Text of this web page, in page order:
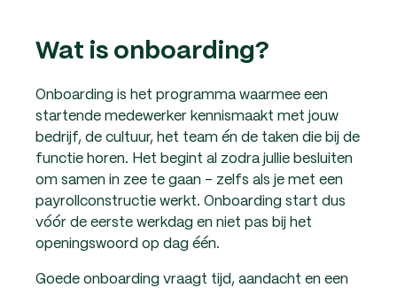
Wat is onboarding?
Onboarding is het programma waarmee een
startende medewerker kennismaakt met jouw
bedrijf, de cultuur, het team én de taken die bij de
functie horen. Het begint al zodra jullie besluiten
om samen in zee te gaan – zelfs als je met een
payrollconstructie werkt. Onboarding start dus
vóór de eerste werkdag en niet pas bij het
openingswoord op dag één.
Goede onboarding vraagt tijd, aandacht en een